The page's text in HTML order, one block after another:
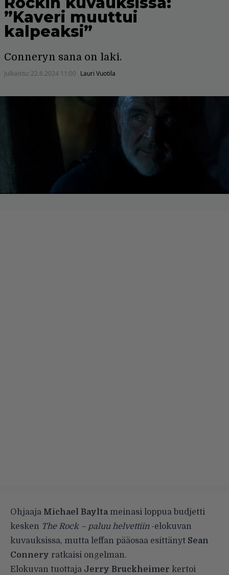
”Kaveri muuttui
kalpeaksi”
Conneryn sana on laki.
Julkaistu: 22.6.2024 11:00 Lauri Vuotila
Ohjaaja Michael Bayltameinasi loppua budjetti
kesken The Rock – paluu helvettiin-elokuvan
kuvauksissa, mutta leffan pääosaa esittänyt Sean
Connery ratkaisi ongelman.
Elokuvan tuottaja Jerry Bruckheimer kertoi